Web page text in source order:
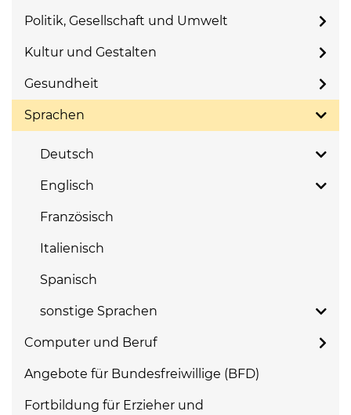
Politik, Gesellschaft und Umwelt
Kultur und Gestalten
Gesundheit
Sprachen
Deutsch
Englisch
Französisch
Italienisch
Spanisch
sonstige Sprachen
Computer und Beruf
Angebote für Bundesfreiwillige (BFD)
Fortbildung für Erzieher und